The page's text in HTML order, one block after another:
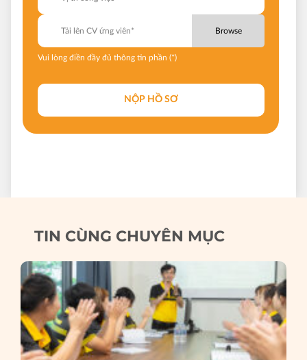
Tải lên CV ứng viên* Browse
Vui lòng điền đầy đủ thông tin phần (*)
TIN CÙNG CHUYÊN MỤC